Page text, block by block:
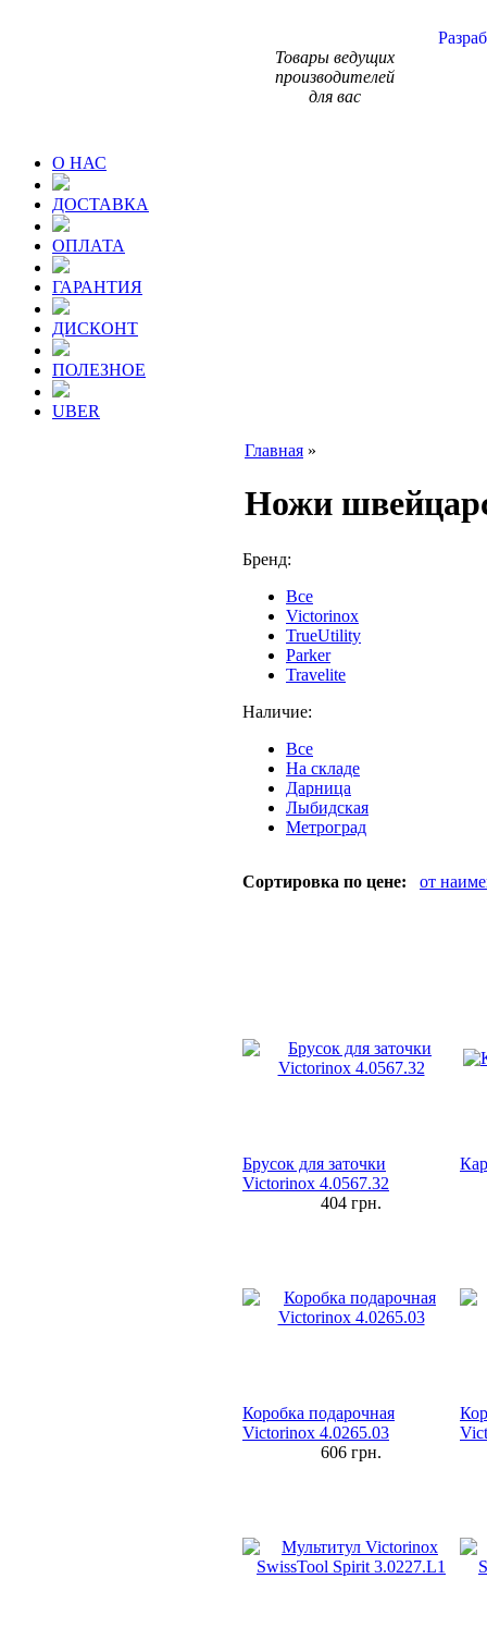
Товары ведущих
производителей
для вас
О НАС
ДОСТАВКА
ОПЛАТА
ГАРАНТИЯ
ДИСКОНТ
ПОЛЕЗНОЕ
UBER
Главная »
Ножи
Бренд:
Все
Victorinox
TrueUtility
Parker
Travelite
Наличие:
Все
На складе
Дарница
Лыбидская
Метроград
Сортировка по цене: от
Брусок для заточки
Victorinox 4.0567.32
404 грн.
Коробка подарочная
Victorinox 4.0265.03
606 грн.